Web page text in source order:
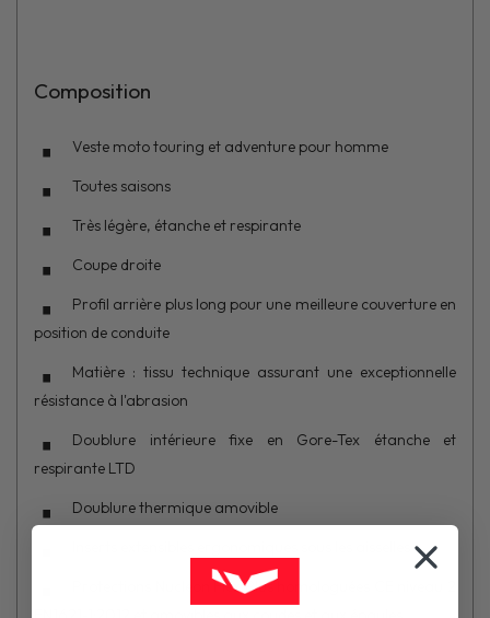
Composition
Veste moto touring et adventure pour homme
Toutes saisons
Très légère, étanche et respirante
Coupe droite
Profil arrière plus long pour une meilleure couverture en
position de conduite
Matière : tissu technique assurant une exceptionnelle
résistance à l'abrasion
Doublure intérieure fixe en Gore-Tex étanche et
respirante LTD
Doublure thermique amovible
Protections Nucleon Flex Plus homologuées CE niveau 2